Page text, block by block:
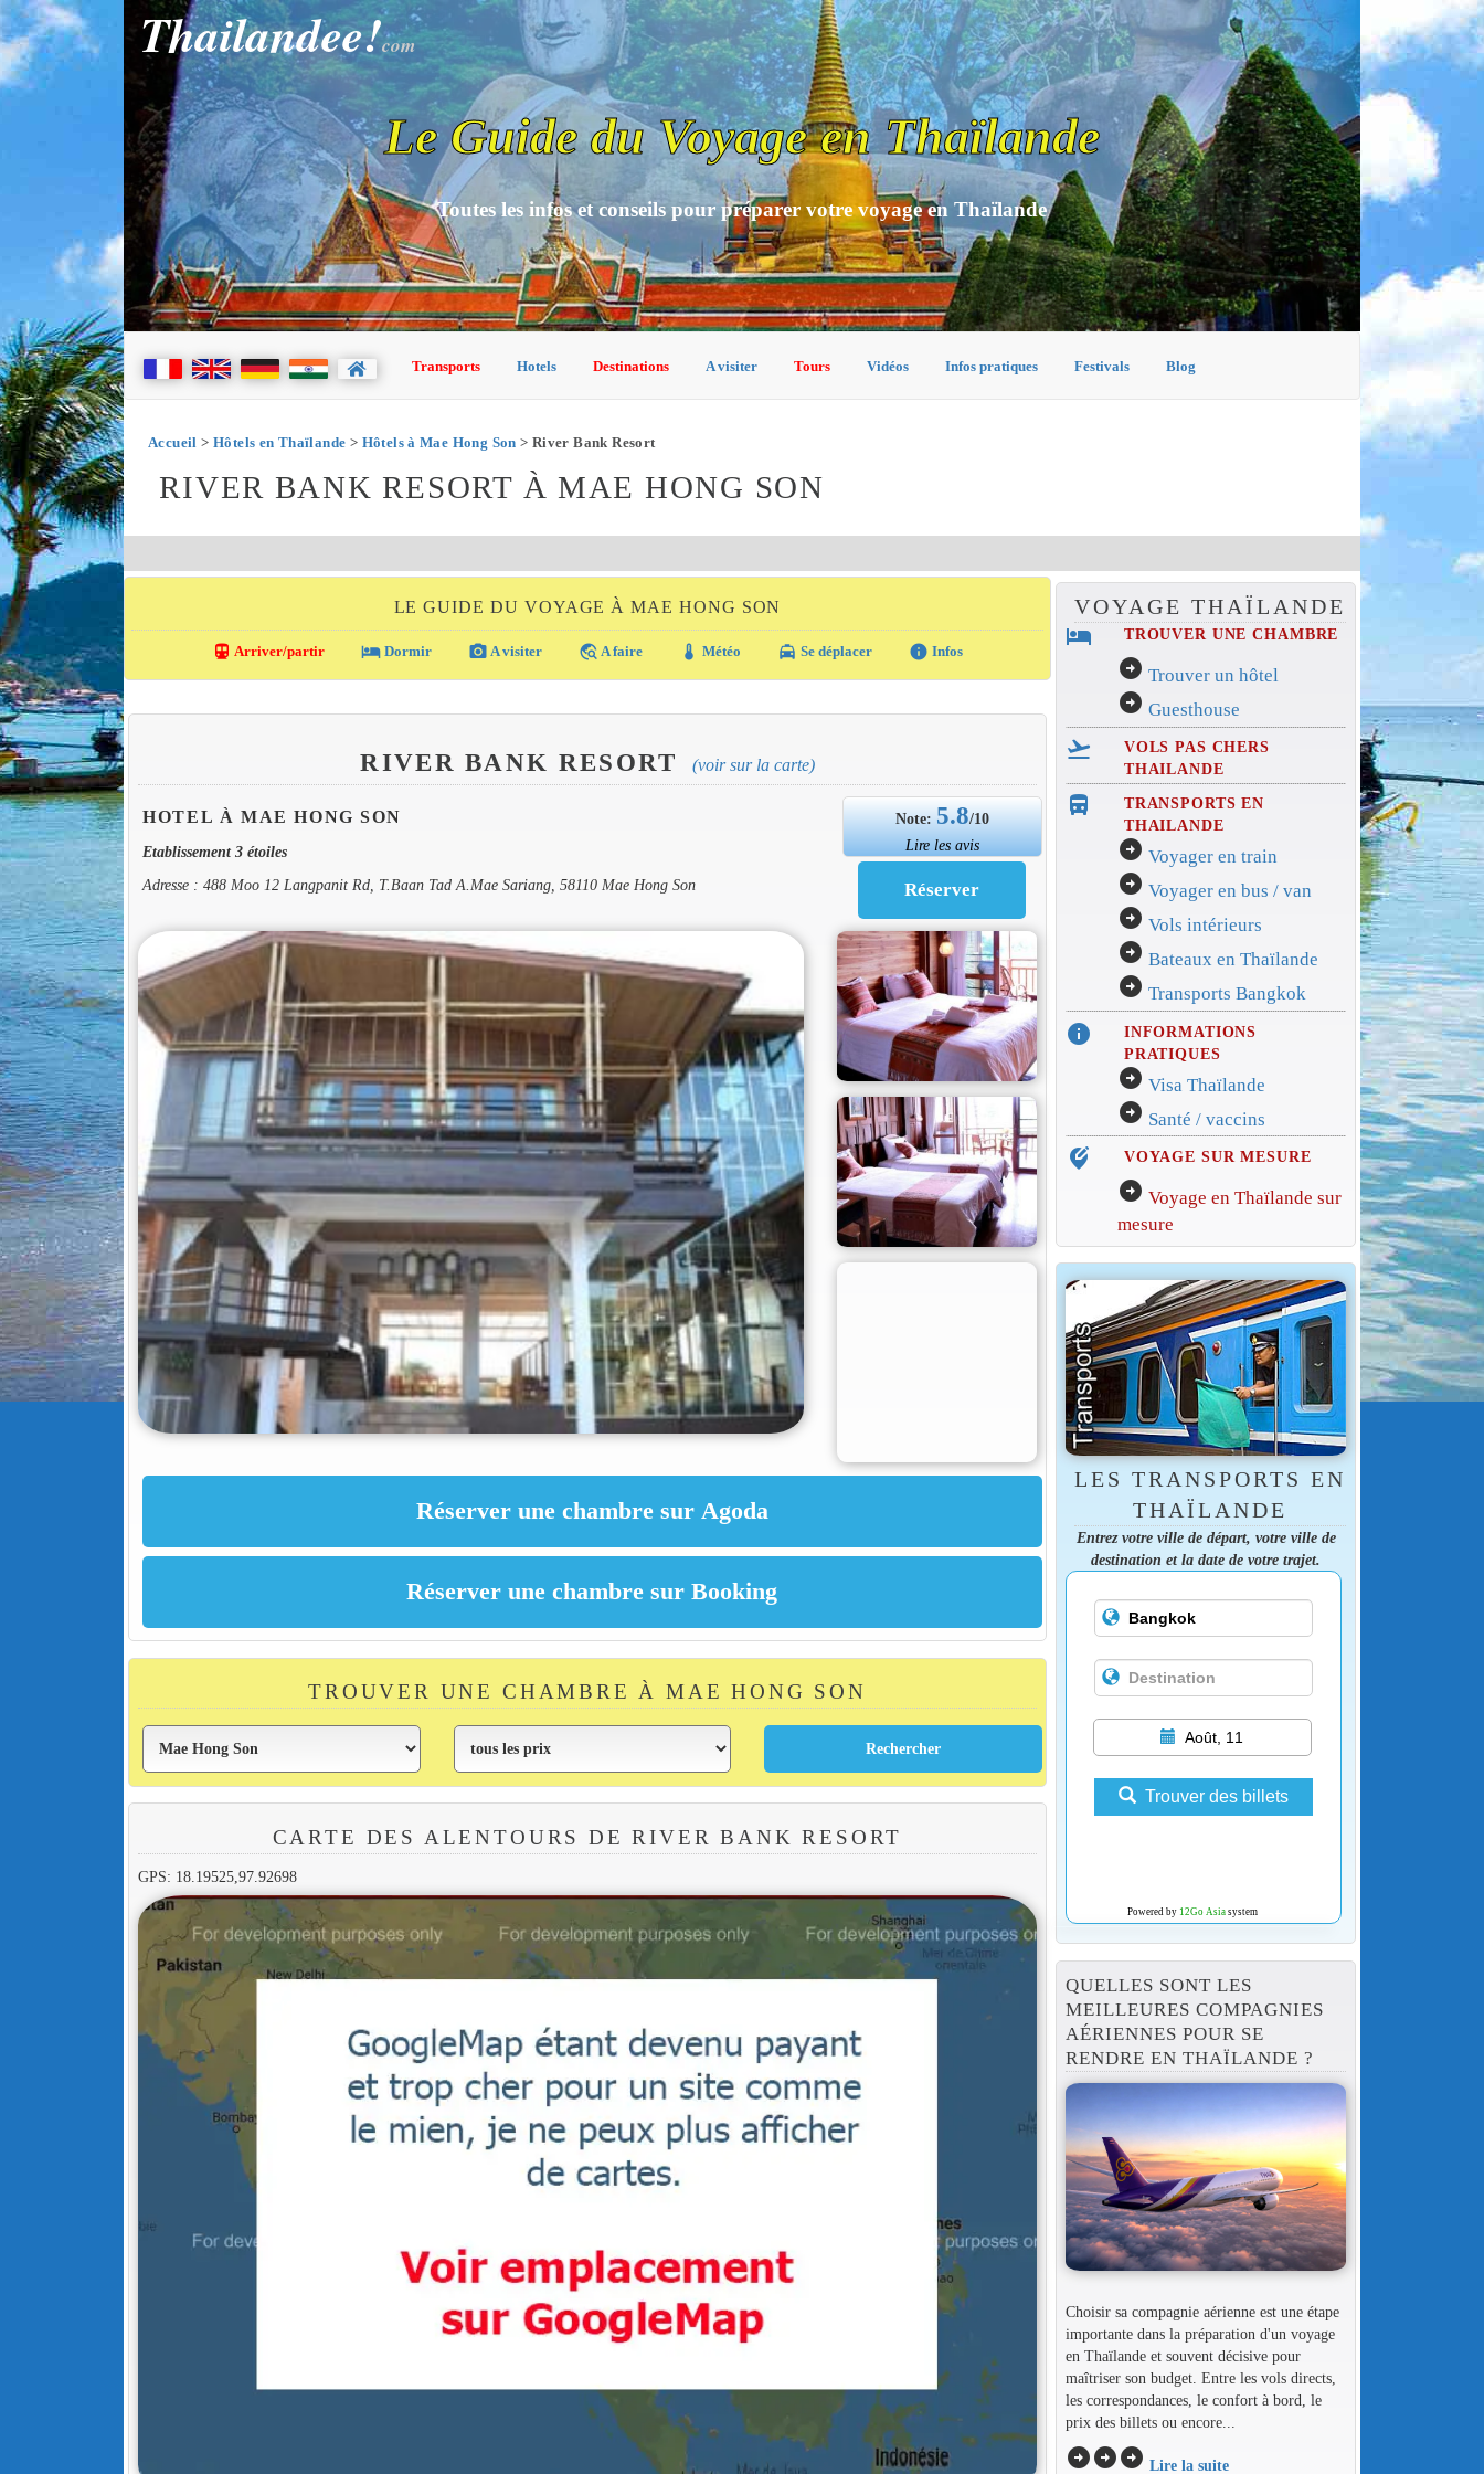
Thailandee!com
Le Guide du Voyage en Thaïlande
Toutes les infos et conseils pour préparer votre voyage en Thaïlande
Transports Hotels Destinations A visiter Tours Vidéos Infos pratiques Festivals Blog
Accueil > Hôtels en Thaïlande > Hôtels à Mae Hong Son > River Bank Resort
RIVER BANK RESORT À MAE HONG SON
LE GUIDE DU VOYAGE À MAE HONG SON
directions_transit Arriver/partir local_hotel Dormir photo_camera A visiter travel_explore A faire thermostat Météo local_taxi Se déplacer info Infos
RIVER BANK RESORT (voir sur la carte)
HOTEL À MAE HONG SON
Etablissement 3 étoiles
Adresse : 488 Moo 12 Langpanit Rd, T.Baan Tad A.Mae Sariang, 58110 Mae Hong Son
Note:5.8/10
Lire les avis
TROUVER UNE CHAMBRE À MAE HONG SON
CARTE DES ALENTOURS DE RIVER BANK RESORT
GPS: 18.19525,97.92698
VOYAGE THAÏLANDE
hotel TROUVER UNE CHAMBRE
arrow_circle_right Trouver un hôtel
arrow_circle_right Guesthouse
flight_takeoff
VOLS PAS CHERS
THAILANDE
directions_bus_filled
TRANSPORTS EN
THAILANDE
arrow_circle_right Voyager en train
arrow_circle_right Voyager en bus / van
arrow_circle_right Vols intérieurs
arrow_circle_right Bateaux en Thaïlande
arrow_circle_right Transports Bangkok
info
INFORMATIONS
PRATIQUES
arrow_circle_right Visa Thaïlande
arrow_circle_right Santé / vaccins
edit_location_alt VOYAGE SUR MESURE
arrow_circle_right Voyage en Thaïlande sur
mesure
LES TRANSPORTS EN
THAÏLANDE
Entrez votre ville de départ, votre ville de
destination et la date de votre trajet.
Août, 11
Trouver des billets
Powered by 12Go Asiasystem
QUELLES SONT LES
MEILLEURES COMPAGNIES
AÉRIENNES POUR SE
RENDRE EN THAÏLANDE ?
Choisir sa compagnie aérienne est une étape
importante dans la préparation d'un voyage
en Thaïlande et souvent décisive pour
maîtriser son budget. Entre les vols directs,
les correspondances, le confort à bord, le
prix des billets ou encore...
arrow_circle_rightarrow_circle_rightarrow_circle_right Lire la suite